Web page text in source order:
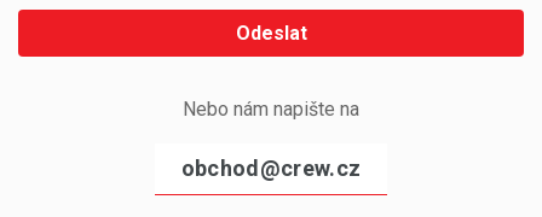
Odeslat
Nebo nám napište na
obchod@crew.cz